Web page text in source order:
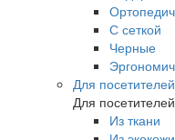
С сеткой
Черные
Для посетителей
Для посетителей
Из ткани